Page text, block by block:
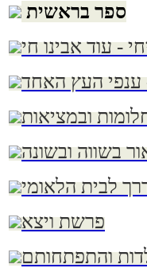
ספר בראשית
- עוד אבינו חי
ענפי העץ האחד
ובמציאות
בשווה ובשונה
לבית הלאומי
פרשת ויצא
והתפתחותם